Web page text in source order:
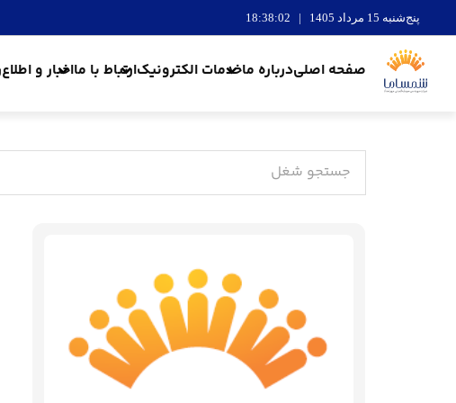
پنج‌شنبه 15 مرداد 1405 | 18:38:03
صفحه اصلیدرباره ماخدمات الکترونیکارتباط با مااخبار و